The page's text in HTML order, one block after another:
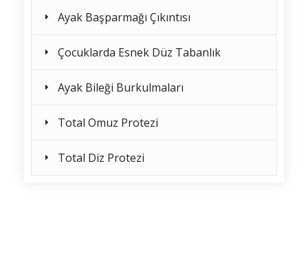
Ayak Başparmağı Çıkıntısı
Çocuklarda Esnek Düz Tabanlık
Ayak Bileği Burkulmaları
Total Omuz Protezi
Total Diz Protezi